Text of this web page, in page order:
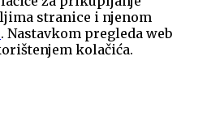
stranice i njenom
. Nastavkom pregleda web
kolačića.